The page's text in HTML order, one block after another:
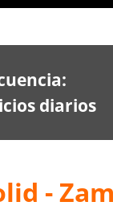
diarios
-